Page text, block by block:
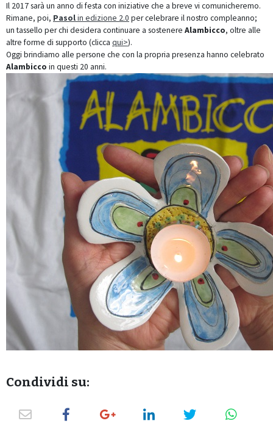
Il 2017 sarà un anno di festa con iniziative che a breve vi comunicheremo.
Rimane, poi, Pasolin edizione 2.0 per celebrare il nostro compleanno;
un tassello per chi desidera continuare a sostenere Alambicco, oltre alle
altre forme di supporto (clicca qui>).
Oggi brindiamo alle persone che con la propria presenza hanno celebrato
Alambicco in questi 20 anni.
Condividi su: